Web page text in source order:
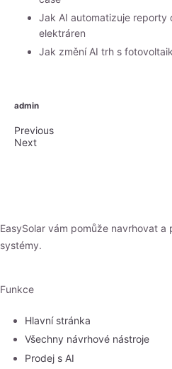
Jak AI automatizuje reporty
elektráren
Jak změní AI trh s
admin
Previous
Next
EasySolar vám pomůže navrhovat
systémy.
Funkce
Hlavní stránka
Všechny návrhové nástroje
Prodej s AI